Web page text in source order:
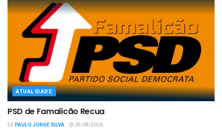
ATUALIDADE
PSD de Famalicão Recua
DEPAULO JORGE SILVA 05/08/2026